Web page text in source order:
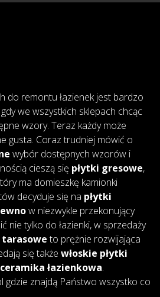
do remontu łazienek jest bardzo
we wszystkich sklepach chcąc
wzory. Teraz każdy może
gusta. Coraz trudniej mówić o
wybór dostępnych wzorów i
cieszą się płytki gresowe,
ma domieszkę kamionki
decyduje się na płytki
w niezwykle przekonujący
nie tylko do łazienki, w sprzedaży
tarasoweto prężnie rozwijająca
się także włoskie płytki
ceramika łazienkowa.
gdzie znajdą Państwo wszystko co